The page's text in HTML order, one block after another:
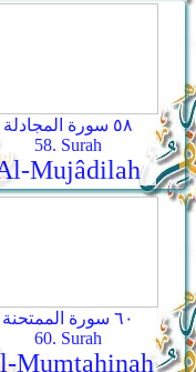
٥٨ سورة المجادلة
58. Surah
Mujâdilah
٦٠ سورة الممتحنة
60. Surah
Mumtahinah